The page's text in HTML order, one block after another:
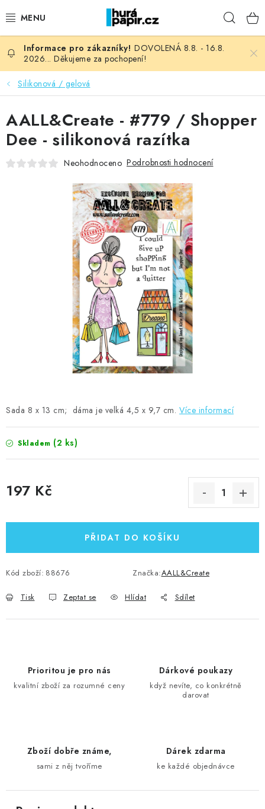
na
NOVINKY
HURÁ DÍLNA
VŠECHNO ZBOŽÍ
KNIHAŘSKÝ MATERIÁL
FOTORECENZE
MOJE OBJEDNÁVKA
Kontakty Moje objednávka
Oblíbené ♥️
Hodnocení obchodu
Obchodní podmínky
Podmínky ochrany osobních údajů
Ověřování recenzí
DOVOLENÁ 8.8. - 16.8.
2026... Děkujeme za pochopení!
Silikonová / gelová
Sada 8 x 13 cm; dáma je velká 4,5 x 9,7 cm. Více informací
Skladem (2 ks)
197 Kč
PŘIDAT DO KOŠÍKU
Kód zboží: 88676 Značka:AALL&Create
Tisk Zeptat se Hlídat Sdílet
AALL&Create - #779 / Shopper
Dee - silikonová razítka
Neohodnoceno Podrobnosti hodnocení
Prioritou je pro nás
kvalitní zboží za rozumné ceny
Dárkové poukazy
když nevíte, co konkrétně
darovat
Zboží dobře známe,
sami z něj tvoříme
Dárek zdarma
ke každé objednávce